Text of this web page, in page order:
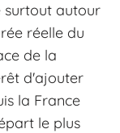
surtout autour
réelle du
de la
d'ajouter
la France
le plus